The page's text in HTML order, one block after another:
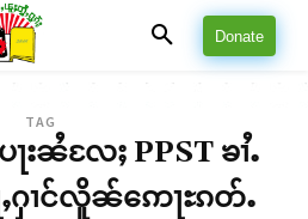
Donate
TAG
းၼႆလႄႈ PPST ၶၢႆႉ
ႇႁၢင်လိူၼ်ဢေႃႊၵတ်ႉ